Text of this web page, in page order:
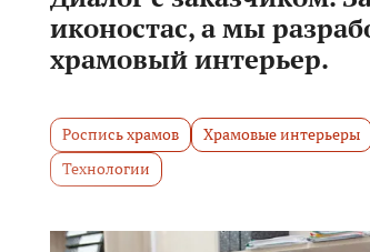
иконостас, а мы
храмовый интерьер.
Роспись храмов Храмовые интерьеры
Технологии